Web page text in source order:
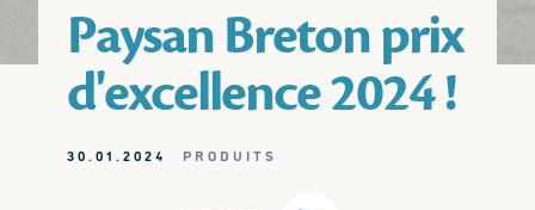
Paysan Breton prix
d'excellence 2024 !
30.01.2024 PRODUITS